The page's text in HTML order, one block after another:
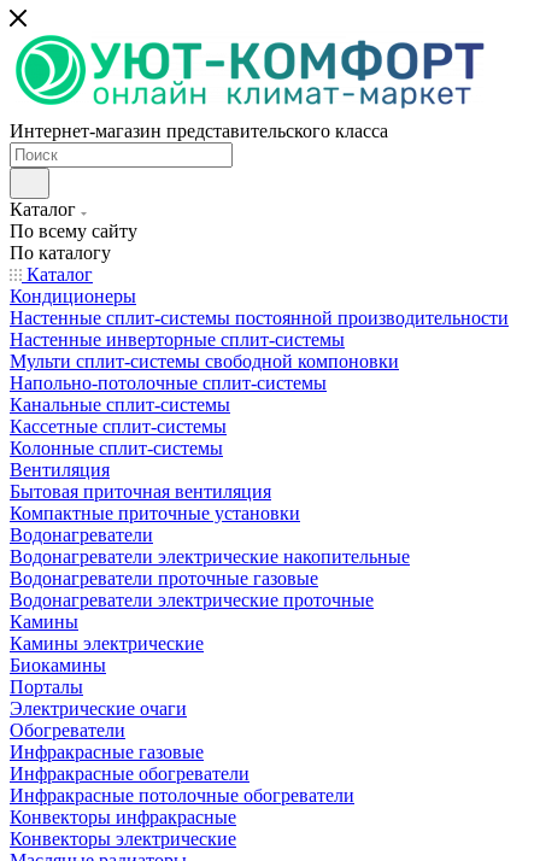
Интернет-магазин представительского класса
Каталог
По всему сайту
По каталогу
Каталог
Кондиционеры
Настенные сплит-системы постоянной производительности
Настенные инверторные сплит-системы
Мульти сплит-системы свободной компоновки
Напольно-потолочные сплит-системы
Канальные сплит-системы
Кассетные сплит-системы
Колонные сплит-системы
Вентиляция
Бытовая приточная вентиляция
Компактные приточные установки
Водонагреватели
Водонагреватели электрические накопительные
Водонагреватели проточные газовые
Водонагреватели электрические проточные
Камины
Камины электрические
Биокамины
Порталы
Электрические очаги
Обогреватели
Инфракрасные газовые
Инфракрасные обогреватели
Инфракрасные потолочные обогреватели
Конвекторы инфракрасные
Конвекторы электрические